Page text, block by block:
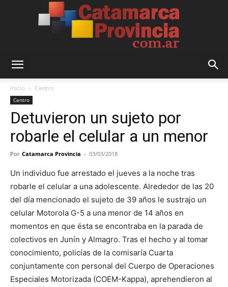
Provincia
Inicio Centro
Centro
Detuvieron un sujeto por
robarle el celular a un menor
Por Catamarca Provincia - 03/03/2018
Un individuo fue arrestado el jueves a la noche tras
robarle el celular a una adolescente. Alrededor de las 20
del día mencionado el sujeto de 39 años le sustrajo un
celular Motorola G-5 a una menor de 14 años en
momentos en que ésta se encontraba en la parada de
colectivos en Junín y Almagro. Tras el hecho y al tomar
conocimiento, policías de la comisaría Cuarta
conjuntamente con personal del Cuerpo de Operaciones
Especiales Motorizada (COEM-Kappa), aprehendieron al